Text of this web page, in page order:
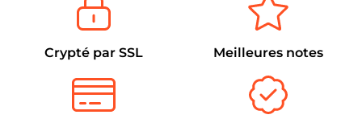
Crypté par SSL Meilleures notes